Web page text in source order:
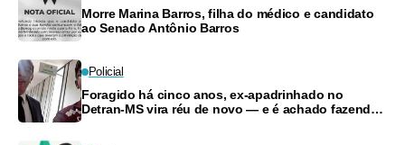
Morre Marina Barros, filha do médico e candidato
ao Senado Antônio Barros
Policial
Foragido há cinco anos, ex-apadrinhado no
Detran-MS vira réu de novo — e é achado fazendo